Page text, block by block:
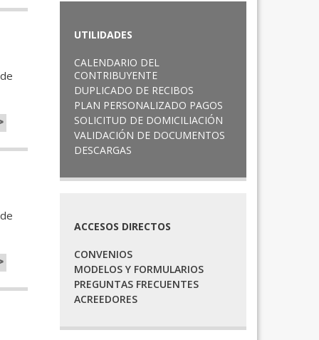
UTILIDADES
CALENDARIO DEL
CONTRIBUYENTE
DUPLICADO DE RECIBOS
PLAN PERSONALIZADO PAGOS
SOLICITUD DE DOMICILIACIÓN
VALIDACIÓN DE DOCUMENTOS
DESCARGAS
ACCESOS DIRECTOS
CONVENIOS
MODELOS Y FORMULARIOS
PREGUNTAS FRECUENTES
ACREEDORES